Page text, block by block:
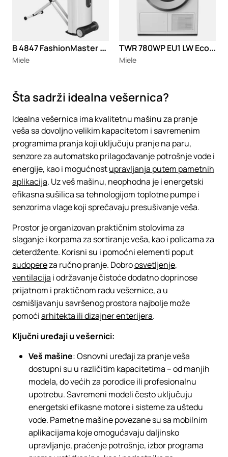
B
4847 FashionMaster stanica za peglanje
Miele
T
WR 780WP EU1 LW Eco&Steam&9kg mašina za sušenje veša
Miele
Šta sadrži idealna vešernica?
Idealna vešernica ima kvalitetnu mašinu za pranje
veša sa dovoljno velikim kapacitetom i savremenim
programima pranja koji uključuju pranje na paru,
senzore za automatsko prilagođavanje potrošnje vode i
energije, kao i mogućnostupravljanja putem pametnih
aplikacija. Uz veš mašinu, neophodna je i energetski
efikasna sušilica sa tehnologijom toplotne pumpe i
senzorima vlage koji sprečavaju presušivanje veša.
Prostor je organizovan praktičnim stolovima za
slaganje i korpama za sortiranje veša, kao i policama za
deterdžente. Korisni su i pomoćni elementi poput
sudopereza ručno pranje. Dobroosvetljenje,
ventilacija i održavanje čistoće dodatno doprinose
prijatnom i praktičnom radu vešernice, a u
osmišljavanju savršenog prostora najbolje može
pomoćiarhitekta ili dizajner enterijera.
Ključni uređaji u vešernici:
Veš mašine: Osnovni uređaji za pranje veša
dostupni su u različitim kapacitetima – od manjih
modela, do većih za porodice ili profesionalnu
upotrebu. Savremeni modeli često uključuju
energetski efikasne motore i sisteme za uštedu
vode. Pametne mašine povezane su sa mobilnim
aplikacijama koje omogućavaju daljinsko
upravljanje, praćenje potrošnje, izbor programa